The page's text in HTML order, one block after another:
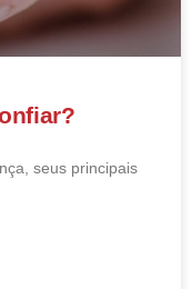
seus principais